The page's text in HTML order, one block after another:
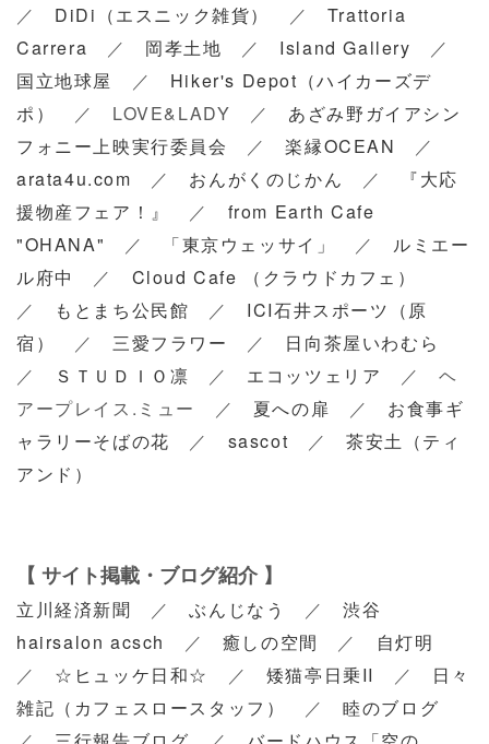
／ DiDi（エスニック雑貨） ／ Trattoria
Carrera ／ 岡孝土地 ／ Island Gallery ／
国立地球屋
／ Hiker's Depot（ハイカーズデ
ポ）
／ LOVE&LADY ／ あざみ野ガイアシン
フォニー上映実行委員会
／楽縁OCEAN
／
arata4u.com ／ おんがくのじかん ／
『大応
援物産フェア！』
／ from Earth Cafe
"OHANA" ／ 「東京ウェッサイ」 ／ ルミエー
ル府中
／ Cloud Cafe （クラウドカフェ）
／
もとまち公民館 ／ ICI石井スポーツ（原
宿）
／三愛フラワー ／ 日向茶屋いわむら
／
ＳＴＵＤＩＯ凛 ／ エコッツェリア
／ ヘ
アープレイス.ミュー ／ 夏への扉 ／ お食事ギ
ャラリーそばの花 ／ sascot ／茶安土（ティ
アンド）
【 サイト掲載・ブログ紹介 】
立川経済新聞 ／ぶんじなう ／渋谷
hairsalon acsch
／ 癒しの空間 ／
自灯明
／ ☆ヒュッケ日和☆ ／ 矮猫亭日乗II ／ 日々
雑記（カフェスロースタッフ）
／睦のブログ